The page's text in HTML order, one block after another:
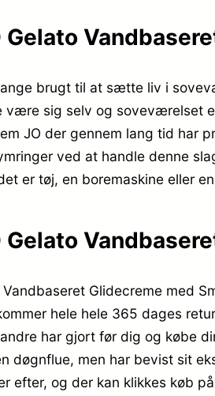
Gelato
brugt til at sætte liv i
være sig selv og soveværelset
JO der gennem lang tid har
ved at handle denne
er tøj, en boremaskine eller
Gelato
Vandbaseret Glidecreme med
hele hele 365 dages
har gjort før dig og købe
døgnflue, men har bevist sit
efter, og der kan klikkes køb